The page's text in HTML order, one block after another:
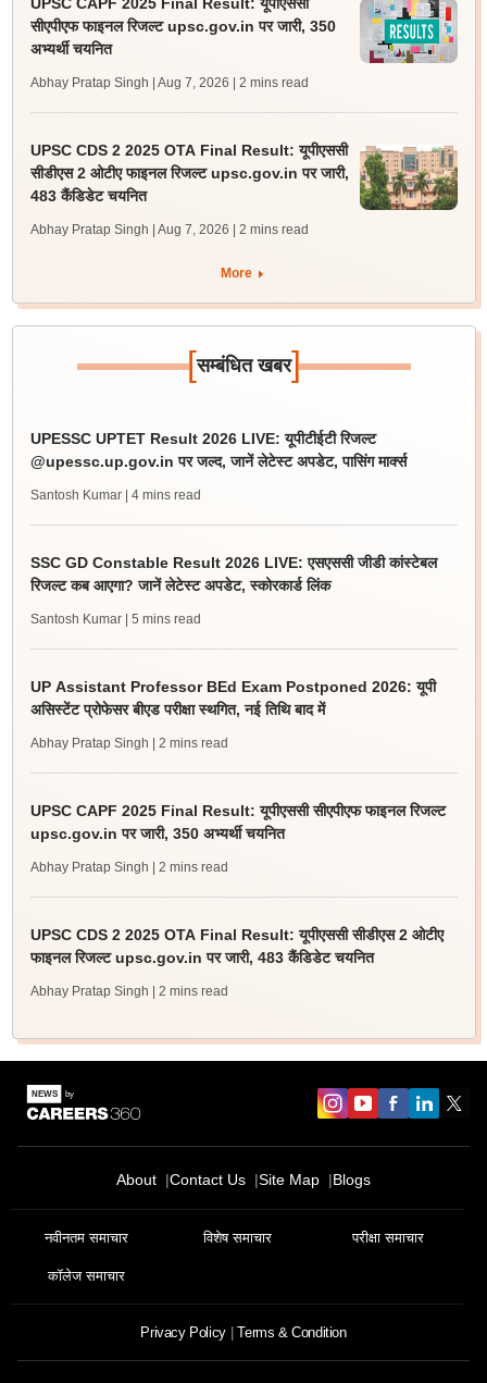
सीएपीएफ फाइनल रिजल्ट upsc.gov.in पर जारी, 350
अभ्यर्थी चयनित
Abhay Pratap Singh | Aug 7, 2026 | 2 mins read
UPSC CDS 2 2025 OTA Final Result: यूपीएससी
सीडीएस 2 ओटीए फाइनल रिजल्ट upsc.gov.in पर जारी,
483 कैंडिडेट चयनित
Abhay Pratap Singh | Aug 7, 2026 | 2 mins read
More
[सम्बंधित खबर]
UPESSC UPTET Result 2026 LIVE: यूपीटीईटी रिजल्ट
@upessc.up.gov.in पर जल्द, जानें लेटेस्ट अपडेट, पासिंग मार्क्स
Santosh Kumar | 4 mins read
SSC GD Constable Result 2026 LIVE: एसएससी जीडी कांस्टेबल
रिजल्ट कब आएगा? जानें लेटेस्ट अपडेट, स्कोरकार्ड लिंक
Santosh Kumar | 5 mins read
UP Assistant Professor BEd Exam Postponed 2026: यूपी
असिस्टेंट प्रोफेसर बीएड परीक्षा स्थगित, नई तिथि बाद में
Abhay Pratap Singh | 2 mins read
UPSC CAPF 2025 Final Result: यूपीएससी सीएपीएफ फाइनल रिजल्ट
upsc.gov.in पर जारी, 350 अभ्यर्थी चयनित
Abhay Pratap Singh | 2 mins read
UPSC CDS 2 2025 OTA Final Result: यूपीएससी सीडीएस 2 ओटीए
फाइनल रिजल्ट upsc.gov.in पर जारी, 483 कैंडिडेट चयनित
Abhay Pratap Singh | 2 mins read
About Contact Us Site Map Blogs
नवीनतम समाचार विशेष समाचार परीक्षा समाचार
कॉलेज समाचार
Privacy Policy Terms & Condition